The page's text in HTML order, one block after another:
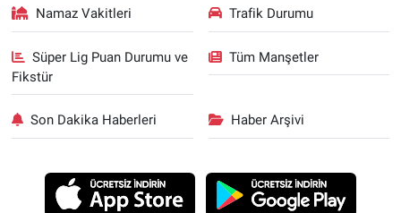
Namaz Vakitleri Trafik Durumu
Süper Lig Puan Durumu ve
Fikstür
Tüm Manşetler
Son Dakika Haberleri Haber Arşivi